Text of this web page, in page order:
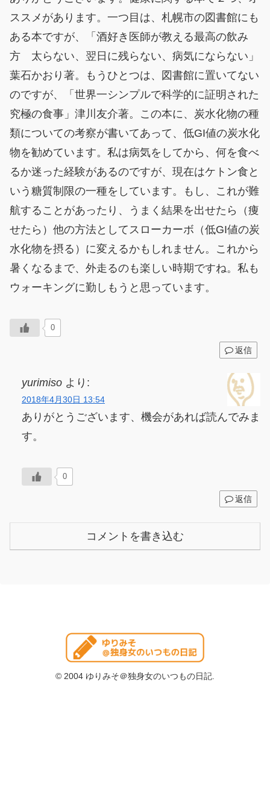
ススメがあります。一つ目は、札幌市の図書館にも
ある本ですが、「酒好き医師が教える最高の飲み
方 太らない、翌日に残らない、病気にならない」
葉石かおり著。もうひとつは、図書館に置いてない
のですが、「世界一シンプルで科学的に証明された
究極の食事」津川友介著。この本に、炭水化物の種
類についての考察が書いてあって、低GI値の炭水化
物を勧めています。私は病気をしてから、何を食べ
るか迷った経験があるのですが、現在はケトン食と
いう糖質制限の一種をしています。もし、これが難
航することがあったり、うまく結果を出せたら（痩
せたら）他の方法としてスローカーボ（低GI値の炭
水化物を摂る）に変えるかもしれません。これから
暑くなるまで、外走るのも楽しい時期ですね。私も
ウォーキングに勤しもうと思っています。
0
返信
yurimiso より:
2018年4月30日 13:54
ありがとうございます、機会があれば読んでみま
す。
0
返信
コメントを書き込む
© 2004 ゆりみそ＠独身女のいつもの日記.